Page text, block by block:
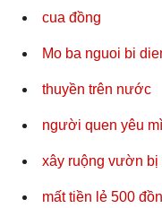
cua đồng
Mo ba nguoi bi
thuyền trên nước
người quen yêu
xây ruộng vườn
mất tiền lẻ 500